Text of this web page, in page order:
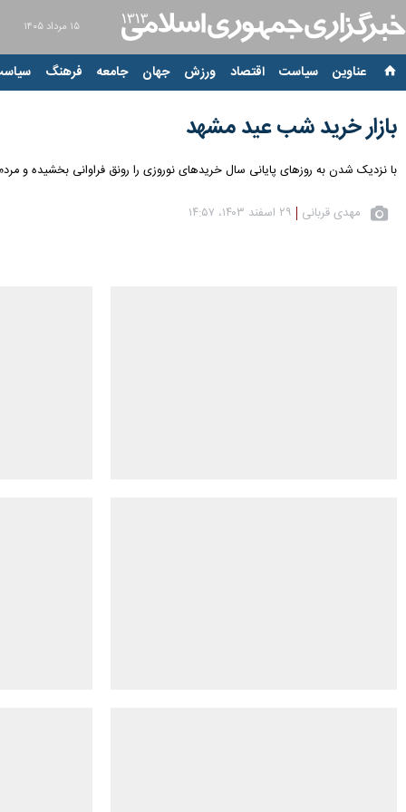
۱۵ مرداد ۱۴۰۵
عناوین‌ سیاست اقتصاد ورزش جهان جامعه فرهنگ
بازار خرید شب عید مشهد
با نزدیک شدن به روزهای پایانی سال خریدهای نوروزی را رونق فراوانی بخشیده و
مهدی قربانی ۲۹ اسفند ۱۴۰۳، ۱۴:۵۷